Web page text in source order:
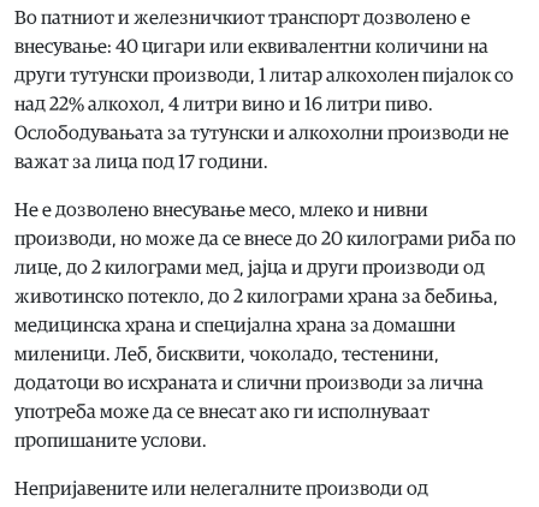
Во патниот и железничкиот транспорт дозволено е
внесување: 40 цигари или еквивалентни количини на
други тутунски производи, 1 литар алкохолен пијалок со
над 22% алкохол, 4 литри вино и 16 литри пиво.
Ослободувањата за тутунски и алкохолни производи не
важат за лица под 17 години.
Не е дозволено внесување месо, млеко и нивни
производи, но може да се внесе до 20 килограми риба по
лице, до 2 килограми мед, јајца и други производи од
животинско потекло, до 2 килограми храна за бебиња,
медицинска храна и специјална храна за домашни
миленици. Леб, бисквити, чоколадо, тестенини,
додатоци во исхраната и слични производи за лична
употреба може да се внесат ако ги исполнуваат
пропишаните услови.
Непријавените или нелегалните производи од